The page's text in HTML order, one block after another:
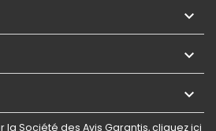



Société des Avis Garantis,cliquez ici